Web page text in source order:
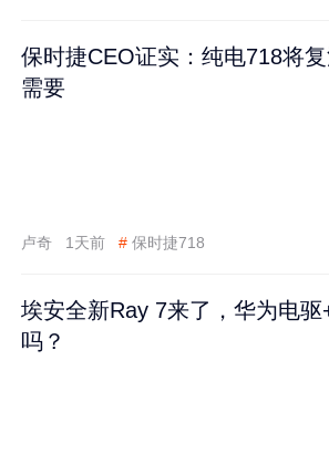
保时捷CEO证实：纯电718将
需要
卢奇 1天前 # 保时捷718
埃安全新Ray 7来了，华为电
吗？